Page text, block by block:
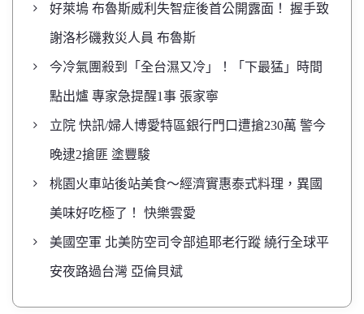
好萊塢 布魯斯威利失智症後首公開露面！ 握手致
謝洛杉磯救災人員 布魯斯
今冷氣團殺到「全台濕又冷」！「下最猛」時間
點出爐 專家急提醒1事 張家寧
立院 快訊/婦人博愛特區銀行門口遭搶230萬 警今
晚逮2搶匪 塗豐駿
桃園火車站後站美食～經濟實惠泰式料理，異國
美味好吃極了！ 快樂雲愛
美國空軍 北美防空司令部追耶老行蹤 繞行全球平
安夜路過台灣 亞倫貝斌